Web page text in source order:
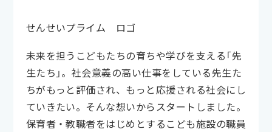
せんせいプライム ロゴ
未来を担うこどもたちの育ちや学びを支える「先
生たち」。社会意義の高い仕事をしている先生た
ちがもっと評価され、もっと応援される社会にし
ていきたい。そんな想いからスタートしました。
保育者・教職者をはじめとするこども施設の職員